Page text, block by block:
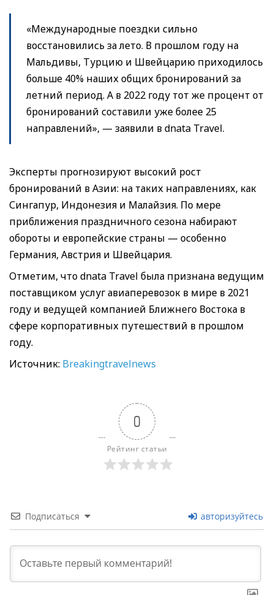
«Международные поездки сильно
восстановились за лето. В прошлом году на
Мальдивы, Турцию и Швейцарию приходилось
больше 40% наших общих бронирований за
летний период. А в 2022 году тот же процент от
бронирований составили уже более 25
направлений», — заявили в dnata Travel.
Эксперты прогнозируют высокий рост
бронирований в Азии: на таких направлениях, как
Сингапур, Индонезия и Малайзия. По мере
приближения праздничного сезона набирают
обороты и европейские страны — особенно
Германия, Австрия и Швейцария.
Отметим, что dnata Travel была признана ведущим
поставщиком услуг авиаперевозок в мире в 2021
году и ведущей компанией Ближнего Востока в
сфере корпоративных путешествий в прошлом
году.
Источник: Breakingtravelnews
0
Рейтинг статьи
Подписаться авторизуйтесь